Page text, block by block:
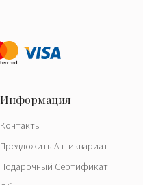
Контакты
Предложить Антиквариат
Подарочный Сертификат